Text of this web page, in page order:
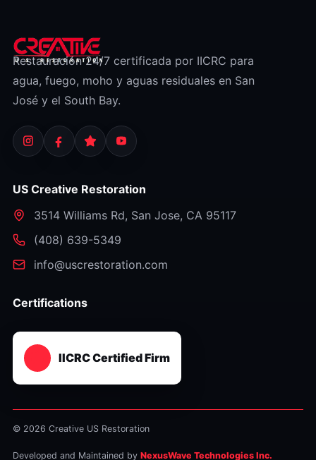
confirme con su aseguradora.)
Restauración 24/7 certificada por IICRC para
agua, fuego, moho y aguas residuales en San
José y el South Bay.
US Creative Restoration
3514 Williams Rd, San Jose, CA 95117
⁦(408) 639-5349⁩
info@uscrestoration.com
Certifications
IICRC Certified Firm
© 2026 Creative US Restoration
Developed and Maintained by NexusWave Technologies Inc.